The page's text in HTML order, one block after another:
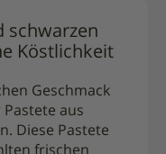
schwarzen
Köstlichkeit
Geschmack
aus
Diese Pastete